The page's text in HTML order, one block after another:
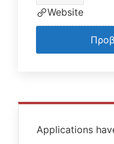
Applications
Website